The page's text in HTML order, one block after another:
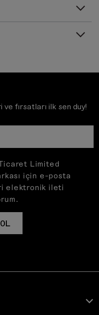
fırsatları ilk sen duy!
Limited
için e-posta
elektronik ileti